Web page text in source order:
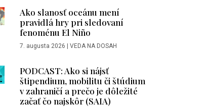
Ako slanosť oceánu mení
pravidlá hry pri sledovaní
fenoménu El Niño
7. augusta 2026 | VEDA NA DOSAH
PODCAST: Ako si nájsť
štipendium, mobilitu či štúdium
v zahraničí a prečo je dôležité
začať čo najskôr (SAIA)